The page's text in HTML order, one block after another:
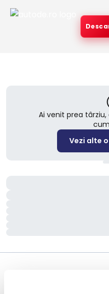
Ai venit prea
Vezi alte